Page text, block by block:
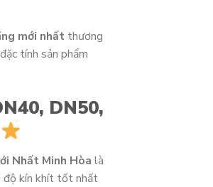
mới nhấtthương
tính sản phẩm
DN50,
Nhất Minh Hòa là
độ kín khít tốt nhất